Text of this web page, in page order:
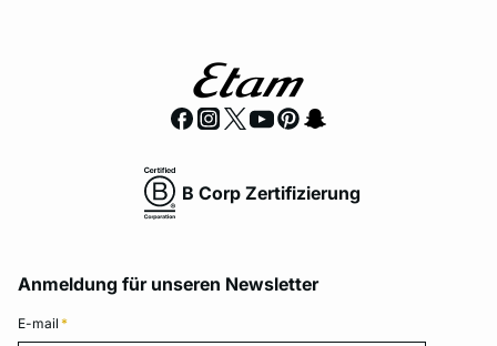
B Corp Zertifizierung
Anmeldung für unseren Newsletter
E-mail *